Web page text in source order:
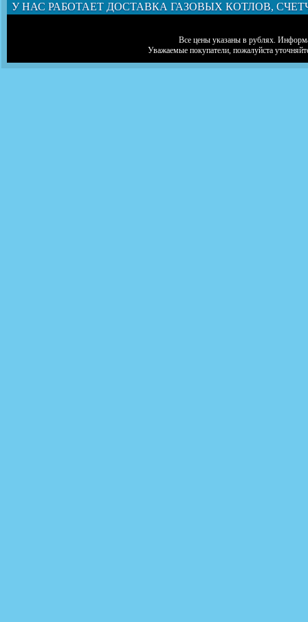
У НАС РАБОТАЕТ ДОСТАВКА ГАЗОВЫХ КОТЛОВ,
Все цены указаны в рублях.
Уважаемые покупатели, пожалуйста